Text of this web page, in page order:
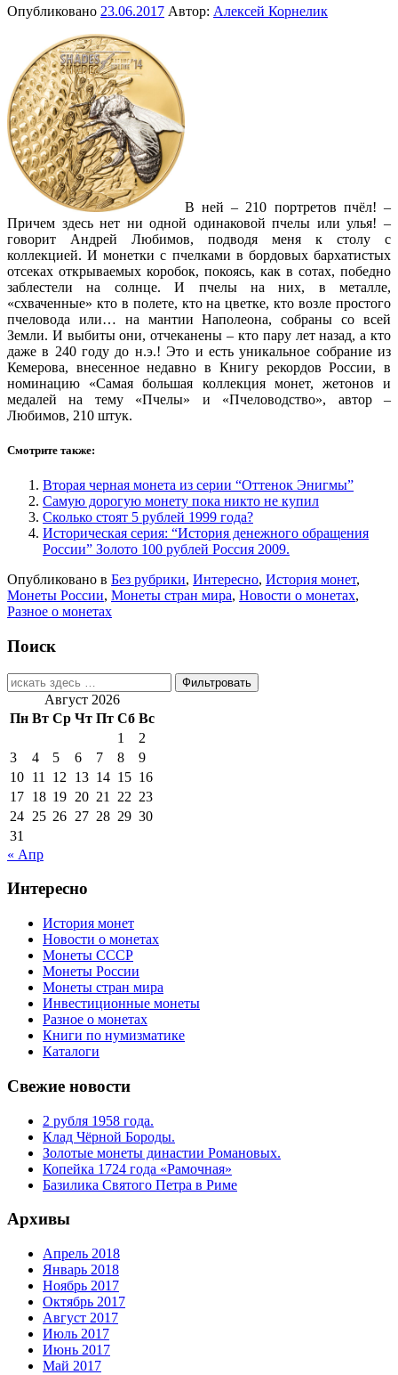
Опубликовано 23.06.2017 Автор: Алексей Корнелик
В ней – 210 портретов пчёл! –
Причем здесь нет ни одной одинаковой пчелы или улья! –
говорит Андрей Любимов, подводя меня к столу с
коллекцией. И монетки с пчелками в бордовых бархатистых
отсеках открываемых коробок, покоясь, как в сотах, победно
заблестели на солнце. И пчелы на них, в металле,
«схваченные» кто в полете, кто на цветке, кто возле простого
пчеловода или… на мантии Наполеона, собраны со всей
Земли. И выбиты они, отчеканены – кто пару лет назад, а кто
даже в 240 году до н.э.! Это и есть уникальное собрание из
Кемерова, внесенное недавно в Книгу рекордов России, в
номинацию «Самая большая коллекция монет, жетонов и
медалей на тему «Пчелы» и «Пчеловодство», автор –
Любимов, 210 штук.
Смотрите также:
Вторая черная монета из серии “Оттенок Энигмы”
Самую дорогую монету пока никто не купил
Сколько стоят 5 рублей 1999 года?
Историческая серия: “История денежного обращения
России” Золото 100 рублей Россия 2009.
Опубликовано в Без рубрики, Интересно, История монет,
Монеты России, Монеты стран мира, Новости о монетах,
Разное о монетах
Поиск
Найти:
Август 2026
Пн Вт Ср Чт Пт Сб Вс
1
2
3
4 5 6 7 8
9
10 11 12 13 14 15 16
17 18 19 20 21 22 23
24 25 26 27 28 29 30
31
« Апр
Интересно
История монет
Новости о монетах
Монеты СССР
Монеты России
Монеты стран мира
Инвестиционные монеты
Разное о монетах
Книги по нумизматике
Каталоги
Свежие новости
2 рубля 1958 года.
Клад Чёрной Бороды.
Золотые монеты династии Романовых.
Копейка 1724 года «Рамочная»
Базилика Святого Петра в Риме
Архивы
Апрель 2018
Январь 2018
Ноябрь 2017
Октябрь 2017
Август 2017
Июль 2017
Июнь 2017
Май 2017